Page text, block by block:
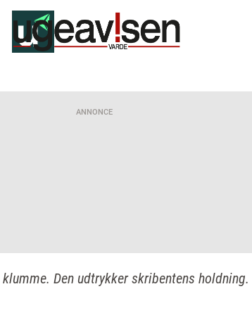
ANNONCE
Den udtrykker skribentens holdning.